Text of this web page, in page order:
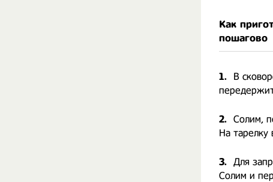
Как
пошагово
1.
В
2. Солим,
На тарелку
3. Для
Солим и